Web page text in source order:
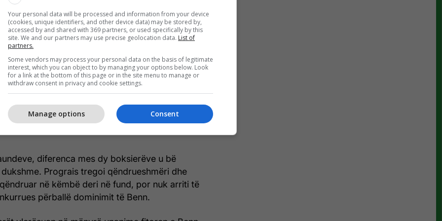
beats Regis Prograis by unanimous decision
🔥#FuryMakhmudov
IT33s4tVhS
MMA (@DelinquentMMA)
u dallua për superioritetin në shpejtësi,
goditjesh. Ai dominoi sidomos në distancë të
fort në trup dhe duke e lodhur gradualisht
i tij i vazhdueshëm nuk i dha hapësirë
ritmin apo të ndërtonte aksione të
diferenca mes dy boksierëve u bë
Prograis tregoi qëndrueshmëri dhe
në këmbë deri në fund, por nuk arriti të
përballë dominimit të Benn.
Your personal data will be processed and information from your device
(cookies, unique identifiers, and other device data) may be stored by,
accessed by and shared with 369 partners, or used specifically by this
site. We and our partners may use precise geolocation data. List of
partners.
Some vendors may process your personal data on the basis of legitimate
interest, which you can object to by managing your options below. Look
for a link at the bottom of this page or in the site menu to manage or
withdraw consent in privacy and cookie settings.
Consent
Manage options